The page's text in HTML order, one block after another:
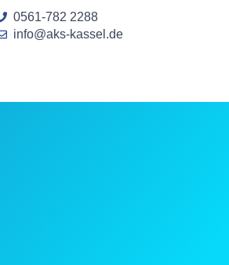
0561-782 2288
info@aks-kassel.de